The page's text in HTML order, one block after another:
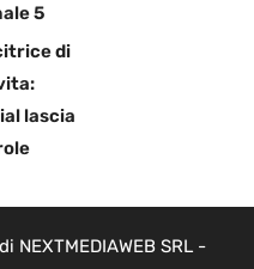
5
di
lascia
SRL -